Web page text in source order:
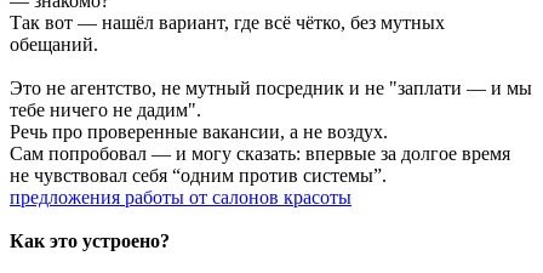
Так вот — нашёл вариант, где всё чётко, без мутных
обещаний.
Это не агентство, не мутный посредник и не "заплати — и мы
тебе ничего не дадим".
Речь про проверенные вакансии, а не воздух.
Сам попробовал — и могу сказать: впервые за долгое время
не чувствовал себя “одним против системы”.
предложения работы от салонов красоты
Как это устроено?